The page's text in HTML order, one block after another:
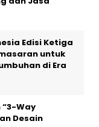
Edisi Ketiga
untuk
di Era
Way
Desain